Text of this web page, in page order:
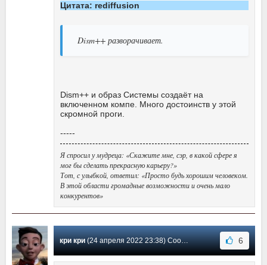
Цитата: rediffusion
Dism++ разворачивает.
Dism++ и образ Системы создаёт на
включенном компе. Много достоинств у этой
скромной проги.
-----
Я спросил у мудреца: «Скажите мне, сэр, в какой сфере я
мог бы сделать прекрасную карьеру?»
Тот, с улыбкой, ответил: «Просто будь хорошим человеком.
В этой области громадные возможности и очень мало
конкурентов»
кри кри(24 апреля 2022 23:38) Сообщение #502 6